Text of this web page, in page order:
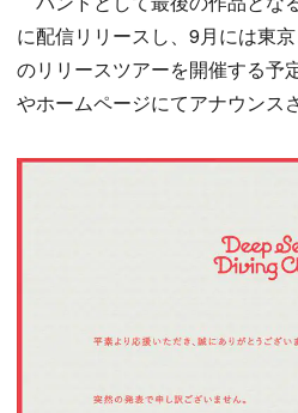
に配信リリースし、9月には東
のリリースツアーを開催する予
やホームページにてアナウンス